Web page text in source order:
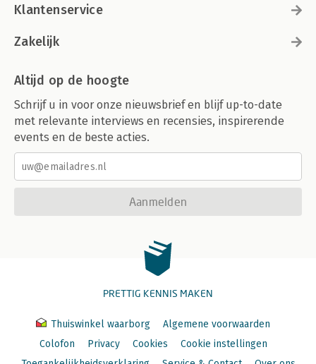
Klantenservice
Zakelijk
Altijd op de hoogte
Schrijf u in voor onze nieuwsbrief en blijf up-to-date
met relevante interviews en recensies, inspirerende
events en de beste acties.
Aanmelden
PRETTIG KENNIS MAKEN
Thuiswinkel waarborg
Algemene voorwaarden
Colofon
Privacy Cookies
Cookie instellingen